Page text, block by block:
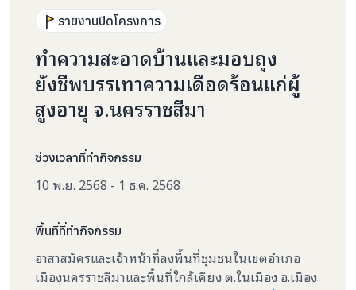
รายงานปิดโครงการ
ทำความสะอาดบ้านและมอบถุง
ยังชีพบรรเทาความเดือดร้อนแก่ผู้
สูงอายุ จ.นครราชสีมา
ช่วงเวลาที่ทำกิจกรรม
10 พ.ย. 2568 - 1 ธ.ค. 2568
พื้นที่ที่ทำกิจกรรม
อาสาสมัครและเจ้าหน้าที่ลงพื้นที่ชุมชนในเขตอำเภอ
เมืองนครราชสีมาและพื้นที่ใกล้เคียง ต.ในเมือง อ.เมือง